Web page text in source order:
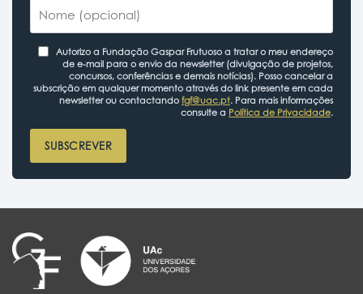
Autorizo a Fundação Gaspar Frutuoso a tratar o meu endereço
de e-mail para o envio da newsletter (divulgação de projetos,
concursos, conferências e demais notícias). Posso cancelar a
subscrição em qualquer momento através do link presente em cada
newsletter ou contactando fgf@uac.pt. Para mais informações
consulte a Política de Privacidade.
SUBSCREVER